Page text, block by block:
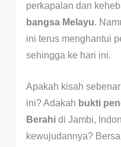
perkapalan dan
bangsa Melayu.
ini terus menghantui
sehingga ke hari ini.
Apakah kisah
ini? Adakah bukti
Berahidi Jambi,
kewujudannya?